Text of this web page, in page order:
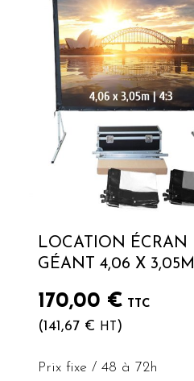
LOCATION ÉCRAN
GÉANT 4,06 X 3,05M
170,00 € TTC
(141,67 € HT )
Prix fixe / 48 à 72h